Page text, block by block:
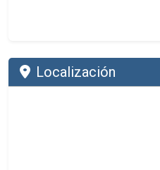
Localización